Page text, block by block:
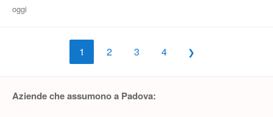
oggi
1 2 3 4
Aziende che assumono a Padova: